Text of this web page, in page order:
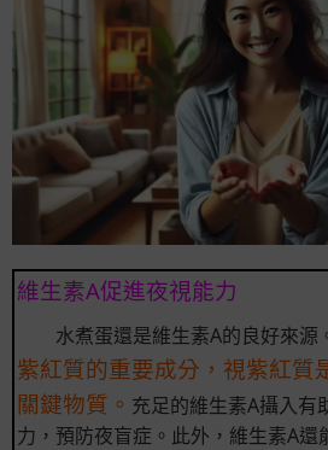
維生素A促進夜視能力
水煮蛋還是維生素A的良好來源
紫紅質的重要成分，視紫紅質
關鍵物質。 充足的維生素A攝入有
力，預防夜盲症。此外，維生素A還